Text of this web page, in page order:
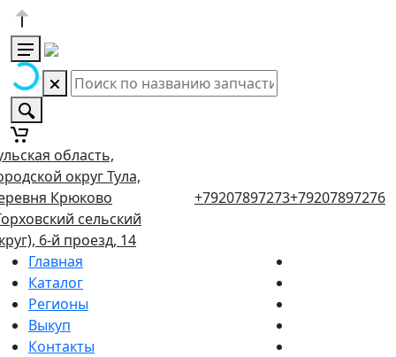
область,
округ Тула,
Крюково
сельский
6-й проезд, 14
+79207897273+79207897276
Главная
Каталог
Регионы
Выкуп
Контакты